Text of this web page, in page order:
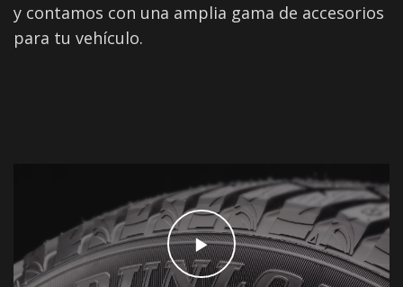
y contamos con una amplia gama de accesorios
para tu vehículo.